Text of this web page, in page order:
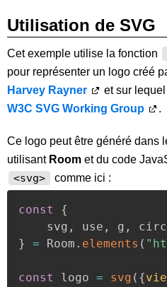
Utilisation de SVG
Cet exemple utilise la fonction
pour représenter un logo créé
Harvey Rayner
et sur
W3C SVG Working Group
.
Ce logo peut être généré dans
utilisant Room et du code
<svg> comme ici :
const
{
	svg
, use , g ,
}
= Room . elements (
const logo = svg ( {